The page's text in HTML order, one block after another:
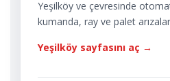
Yeşilköy ve çevresinde
kumanda, ray ve palet
Yeşilköy sayfasını aç →